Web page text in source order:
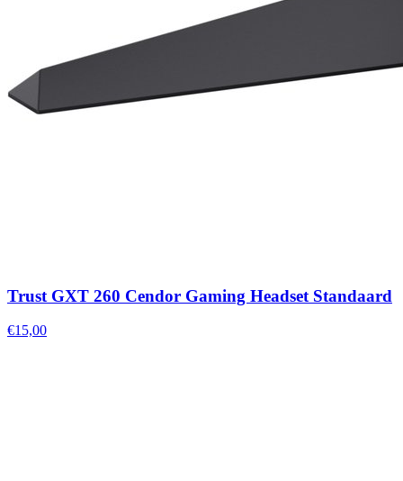
Trust GXT 260 Cendor Gaming Headset Standaard
€15,00